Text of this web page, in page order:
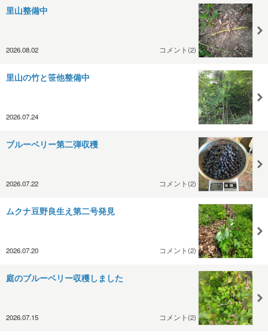
里山整備中
2026.08.02 コメント(2)
里山の竹と笹他整備中
2026.07.24
ブルーベリー第二弾収穫
2026.07.22 コメント(2)
ムクナ豆野良生え第二号発見
2026.07.20 コメント(2)
庭のブルーベリー収穫しました
2026.07.15 コメント(2)